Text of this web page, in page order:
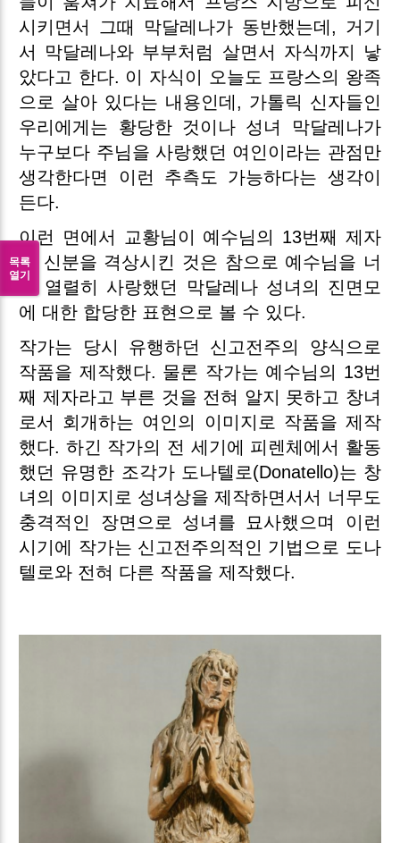
시키면서 그때 막달레나가 동반했는데, 거기
서 막달레나와 부부처럼 살면서 자식까지 낳
았다고 한다. 이 자식이 오늘도 프랑스의 왕족
으로 살아 있다는 내용인데, 가톨릭 신자들인
우리에게는 황당한 것이나 성녀 막달레나가
누구보다 주님을 사랑했던 여인이라는 관점만
생각한다면 이런 추측도 가능하다는 생각이
든다.
이런 면에서 교황님이 예수님의 13번째 제자
로 신분을 격상시킨 것은 참으로 예수님을 너
무 열렬히 사랑했던 막달레나 성녀의 진면모
에 대한 합당한 표현으로 볼 수 있다.
작가는 당시 유행하던 신고전주의 양식으로
작품을 제작했다. 물론 작가는 예수님의 13번
째 제자라고 부른 것을 전혀 알지 못하고 창녀
로서 회개하는 여인의 이미지로 작품을 제작
했다. 하긴 작가의 전 세기에 피렌체에서 활동
했던 유명한 조각가 도나텔로(Donatello)는 창
녀의 이미지로 성녀상을 제작하면서서 너무도
충격적인 장면으로 성녀를 묘사했으며 이런
시기에 작가는 신고전주의적인 기법으로 도나
텔로와 전혀 다른 작품을 제작했다.
목록
열기